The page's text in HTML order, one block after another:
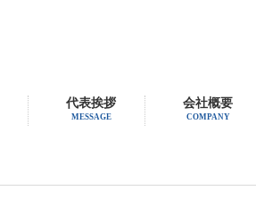
代表挨拶
MESSAGE
会社概要
COMPANY